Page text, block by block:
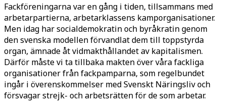
Fackföreningarna var en gång i tiden, tillsammans med
arbetarpartierna, arbetarklassens kamporganisationer.
Men idag har socialdemokratin och byråkratin genom
den svenska modellen förvandlat dem till toppstyrda
organ, ämnade åt vidmakthållandet av kapitalismen.
Därför måste vi ta tillbaka makten över våra fackliga
organisationer från fackpamparna, som regelbundet
ingår i överenskommelser med Svenskt Näringsliv och
försvagar strejk- och arbetsrätten för de som arbetar.